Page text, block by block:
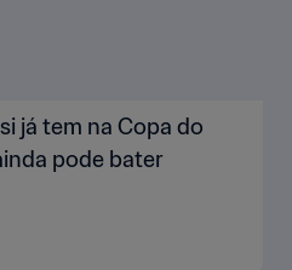
já tem na Copa do
pode bater